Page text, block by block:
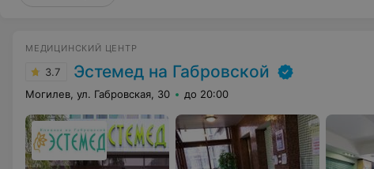
МЕДИЦИНСКИЙ ЦЕНТР
3.7 Эстемед на Габровской
Могилев, ул. Габровская, 30 до 20:00